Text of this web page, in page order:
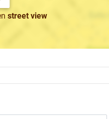
street view